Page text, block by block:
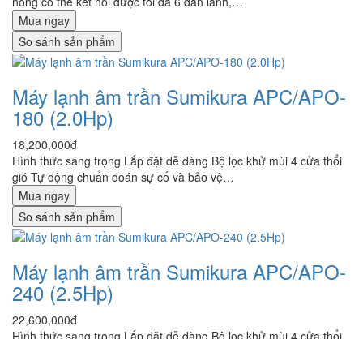
Mua ngay
So sánh sản phẩm
Máy lạnh âm trần Sumikura APC/APO-
180 (2.0Hp)
18,200,000đ
Hình thức sang trọng Lắp đặt dễ dàng Bộ lọc khử mùi 4 cửa thổi
gió Tự động chuẩn đoán sự cố và bảo vệ…
Mua ngay
So sánh sản phẩm
Máy lạnh âm trần Sumikura APC/APO-
240 (2.5Hp)
22,600,000đ